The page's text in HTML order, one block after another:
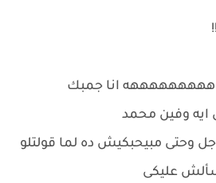
انا جمبك
ايه وفين محمد
وحتى مبيحبكيش ده لما قولتلو
عليكى